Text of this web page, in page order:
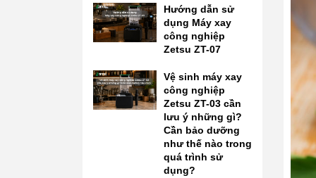
Hướng dẫn sử
dụng Máy xay
công nghiệp
Zetsu ZT-07
Vệ sinh máy xay
công nghiệp
Zetsu ZT-03 cần
lưu ý những gì?
Cần bảo dưỡng
như thế nào trong
quá trình sử
dụng?